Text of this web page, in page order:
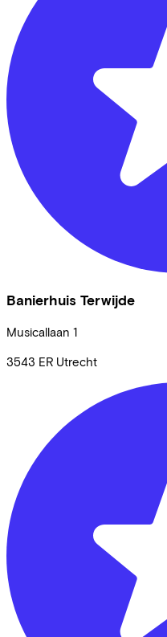
Banierhuis Terwijde
Musicallaan 1
3543 ER Utrecht